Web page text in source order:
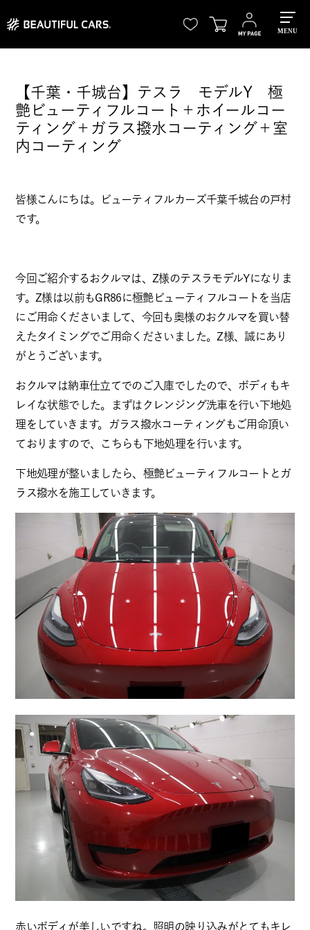
MENU
【千葉・千城台】テスラ モデルY 極
艶ビューティフルコート＋ホイールコー
ティング＋ガラス撥水コーティング＋室
内コーティング
皆様こんにちは。ビューティフルカーズ千葉千城台の戸村
です。
今回ご紹介するおクルマは、Z様のテスラモデルYになりま
す。Z様は以前もGR86に極艶ビューティフルコートを当店
にご用命くださいまして、今回も奥様のおクルマを買い替
えたタイミングでご用命くださいました。Z様、誠にあり
がとうございます。
おクルマは納車仕立てでのご入庫でしたので、ボディもキ
レイな状態でした。まずはクレンジング洗車を行い下地処
理をしていきます。ガラス撥水コーティングもご用命頂い
ておりますので、こちらも下地処理を行います。
下地処理が整いましたら、極艶ビューティフルコートとガ
ラス撥水を施工していきます。
赤いボディが美しいですね。照明の映り込みがとてもキレ